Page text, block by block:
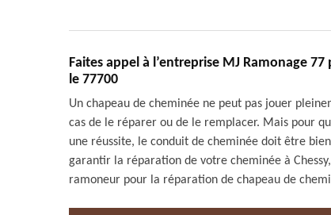
Faites appel à l’entreprise MJ Ramonage
le 77700
Un chapeau de cheminée ne peut pas jouer
cas de le réparer ou de le remplacer. Mais pour
une réussite, le conduit de cheminée doit être
garantir la réparation de votre cheminée à
ramoneur pour la réparation de chapeau de